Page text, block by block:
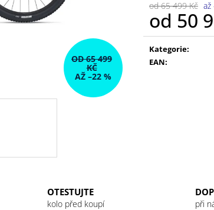
od 65 499 Kč až
od 50
Měrná
cena:
Kategorie:
EAN:
OD 65 499
KČ
AŽ –22 %
OTESTUJTE
kolo před koupí při